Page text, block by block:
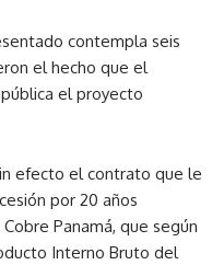
contempla seis
el hecho que el
el proyecto
efecto el contrato que le
por 20 años
Panamá, que según
Interno Bruto del